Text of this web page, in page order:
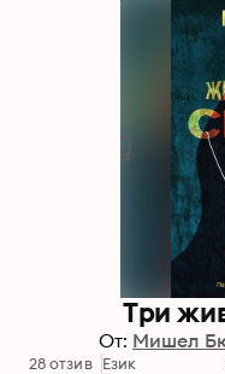
Три
От: Мишел
28 отзив Език